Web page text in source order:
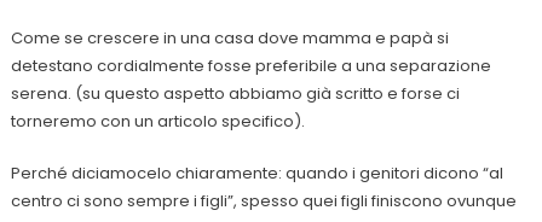
Come se crescere in una casa dove mamma e papà si
detestano cordialmente fosse preferibile a una separazione
serena. (su questo aspetto abbiamo già scritto e forse ci
torneremo con un articolo specifico).
Perché diciamocelo chiaramente: quando i genitori dicono “al
centro ci sono sempre i figli”, spesso quei figli finiscono ovunque